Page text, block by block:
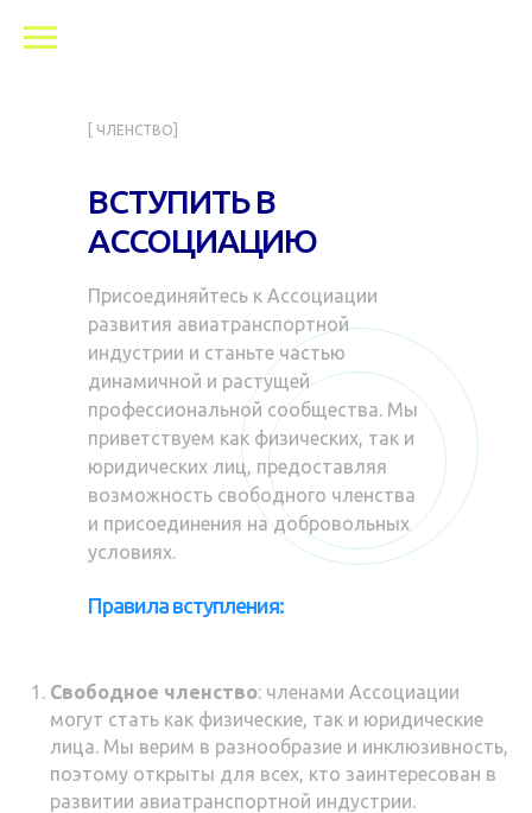
[ ЧЛЕНСТВО]
ВСТУПИТЬ В
АССОЦИАЦИЮ
Правила вступления:
Присоединяйтесь к Ассоциации
развития авиатранспортной
индустрии и станьте частью
динамичной и растущей
профессиональной сообщества. Мы
приветствуем как физических, так и
юридических лиц, предоставляя
возможность свободного членства
и присоединения на добровольных
условиях.
Свободное членство: членами Ассоциации
могут стать как физические, так и юридические
лица. Мы верим в разнообразие и инклюзивность,
поэтому открыты для всех, кто заинтересован в
развитии авиатранспортной индустрии.